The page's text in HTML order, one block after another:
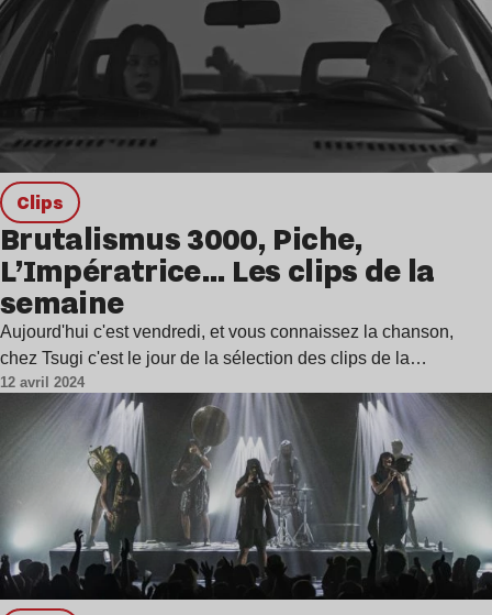
clips
Brutalismus 3000, Piche,
L’Impératrice… Les clips de la
semaine
Aujourd'hui c'est vendredi, et vous connaissez la chanson,
chez Tsugi c'est le jour de la sélection des clips de la…
12 avril 2024